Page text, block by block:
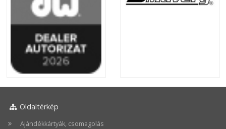
Oldaltérkép
Ajándékkártyák, csomagolás